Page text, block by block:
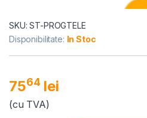
SKU: ST-PROGTELE
Disponibilitate: In Stoc
7564 lei
(cu TVA)